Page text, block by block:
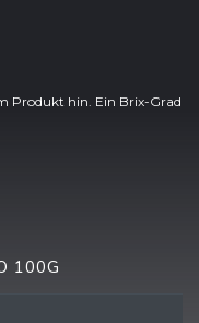
Produkt hin. Ein Brix-Grad
100G